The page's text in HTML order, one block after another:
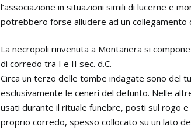
l’associazione in situazioni simili di lucerne e
potrebbero forse alludere ad un collegamento
La necropoli rinvenuta a Montanera si
di corredo tra I e II sec. d.C.
Circa un terzo delle tombe indagate sono del
esclusivamente le ceneri del defunto. Nelle
usati durante il rituale funebre, posti sul rogo
proprio corredo, spesso collocato su un lato